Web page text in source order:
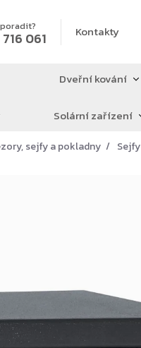
061 Kontakty
Dveřní kování
Solární zařízení
sejfy a pokladny Sejfy